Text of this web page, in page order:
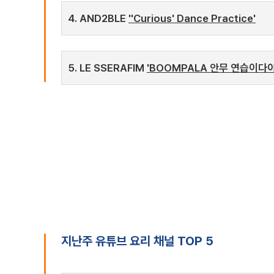
4. AND2BLE ''Curious' Dance Practice'
5. LE SSERAFIM 'BOOMPALA 안무 연습이다
지난주 유튜브 요리 채널 TOP 5